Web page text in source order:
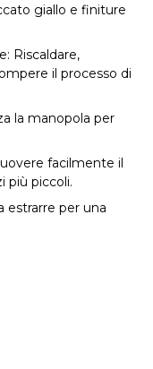
giallo e finiture
Riscaldare,
il processo di
la manopola per
facilmente il
più piccoli.
estrarre per una
una tostatura
lati.